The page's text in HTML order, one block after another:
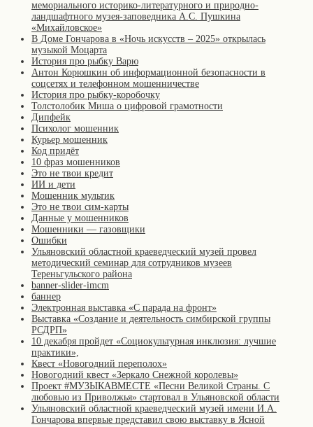
мемориального историко-литературного и природно-
ландшафтного музея-заповедника А.С. Пушкина
«Михайловское»
В Доме Гончарова в «Ночь искусств – 2025» открылась
музыкой Моцарта
История про рыбку Варю
Антон Корюшкин об информационной безопасности в
соцсетях и телефонном мошенничестве
История про рыбку-коробочку
Толстолобик Миша о цифровой грамотности
Дипфейк
Психолог мошенник
Курьер мошенник
Код придёт
10 фраз мошенников
Это не твои кредит
ИИ и дети
Мошенник мультик
Это не твои сим-карты
Данные у мошенников
Мошенники — газовщики
Ошибки
Ульяновский областной краеведческий музей провел
методический семинар для сотрудников музеев
Тереньгульского района
banner-slider-imcm
баннер
Электронная выставка «С парада на фронт»
Выставка «Создание и деятельность симбирской группы
РСДРП»
10 декабря пройдет «Социокультурная инклюзия: лучшие
практики»,
Квест «Новогодний переполох»
Новогодний квест «Зеркало Снежной королевы»
Проект #МУЗЫКАВМЕСТЕ «Песни Великой Страны. С
любовью из Приволжья» стартовал в Ульяновской области
Ульяновский областной краеведческий музей имени И.А.
Гончарова впервые представил свою выставку в Ясной